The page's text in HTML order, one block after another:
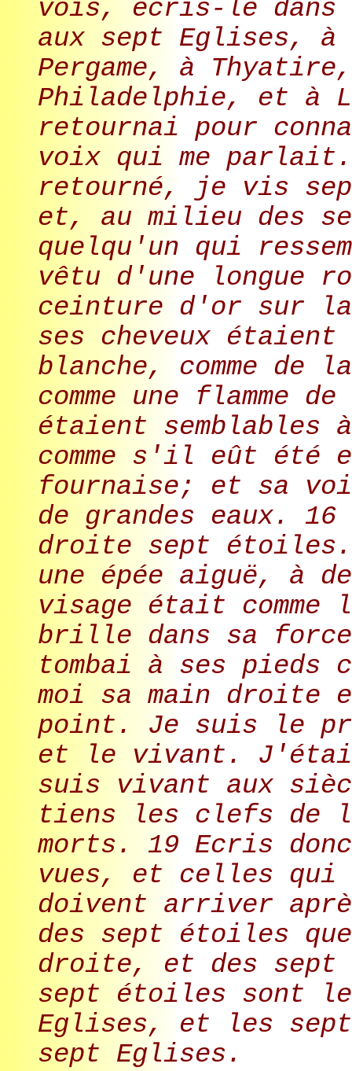
vois, écris-le
aux sept Eglises, à
Pergame, à
Philadelphie, et à
retournai pour
voix qui me
retourné, je vis
et, au milieu des
quelqu'un qui
vêtu d'une longue
ceinture d'or sur
ses cheveux étaient
blanche, comme de
comme une flamme
étaient
comme s'il eût été
fournaise; et sa
de grandes eaux.
droite sept étoiles.
une épée aiguë, à
visage était
brille dans sa
tombai à ses pieds
moi sa main droite
point. Je suis le
et le vivant.
suis vivant aux
tiens les clefs de
morts. 19 Ecris
vues, et celles
doivent arriver
des sept étoiles
droite, et des sept
sept étoiles sont
Eglises, et les
sept Eglises.